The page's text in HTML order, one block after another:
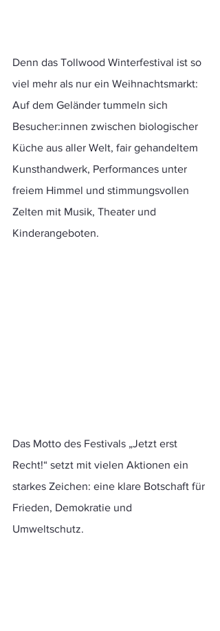
Denn das Tollwood Winterfestival ist so
viel mehr als nur ein Weihnachtsmarkt:
Auf dem Geländer tummeln sich
Besucher:innen zwischen biologischer
Küche aus aller Welt, fair gehandeltem
Kunsthandwerk, Performances unter
freiem Himmel und stimmungsvollen
Zelten mit Musik, Theater und
Kinderangeboten.
Das Motto des Festivals „Jetzt erst
Recht!“ setzt mit vielen Aktionen ein
starkes Zeichen: eine klare Botschaft für
Frieden, Demokratie und
Umweltschutz.